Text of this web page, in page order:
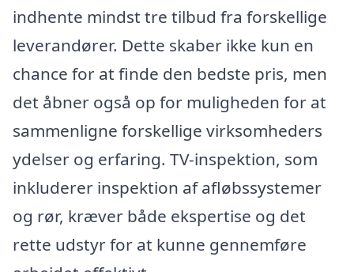
indhente mindst tre tilbud fra forskellige
leverandører. Dette skaber ikke kun en
chance for at finde den bedste pris, men
det åbner også op for muligheden for at
sammenligne forskellige virksomheders
ydelser og erfaring. TV-inspektion, som
inkluderer inspektion af afløbssystemer
og rør, kræver både ekspertise og det
rette udstyr for at kunne gennemføre